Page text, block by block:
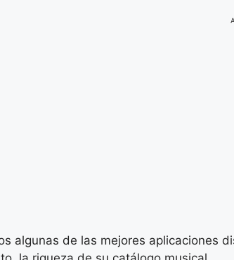
algunas de las mejores aplicaciones